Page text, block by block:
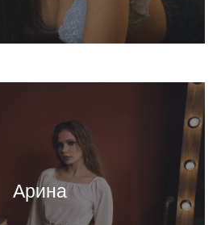
Арина